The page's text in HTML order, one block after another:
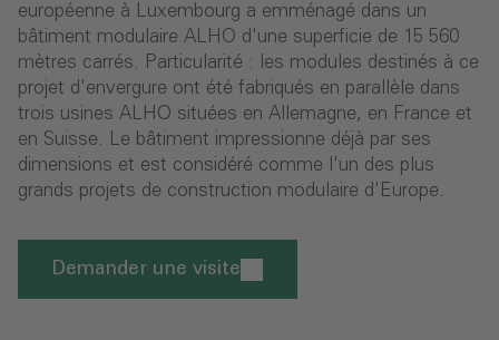
européenne à Luxembourg a emménagé dans un
bâtiment modulaire ALHO d'une superficie de 15 560
mètres carrés. Particularité : les modules destinés à ce
projet d'envergure ont été fabriqués en parallèle dans
trois usines ALHO situées en Allemagne, en France et
en Suisse. Le bâtiment impressionne déjà par ses
dimensions et est considéré comme l'un des plus
grands projets de construction modulaire d'Europe.
Demander une visite